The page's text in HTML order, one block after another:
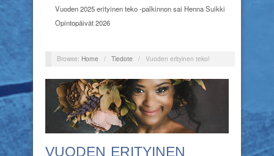
Vuoden 2025 erityinen teko -palkinnon sai Henna Suikki
Opintopäivät 2026
Browse: Home / Tiedote / Vuoden erityinen teko!
VUODEN ERITYINEN